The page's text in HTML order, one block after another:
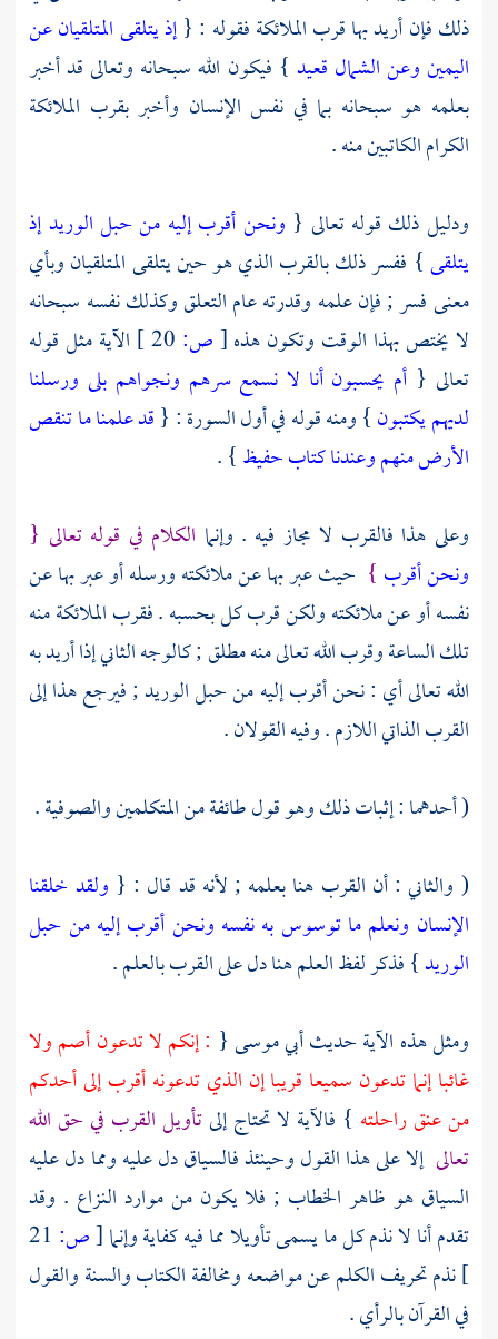
ذلك فإن أريد بها قرب الملائكة فقوله : {إذ يتلقى المتلقيان عن
اليمين وعن الشمال قعيد } فيكون الله سبحانه وتعالى قد أخبر
بعلمه هو سبحانه بما في نفس الإنسان وأخبر بقرب الملائكة
الكرام الكاتبين منه .
ودليل ذلك قوله تعالى { ونحن أقرب إليه من حبل الوريدإذ
يتلقى} ففسر ذلك بالقرب الذي هو حين يتلقى المتلقيان وبأي
معنى فسر ; فإن علمه وقدرته عام التعلق وكذلك نفسه سبحانه
لا يختص بهذا الوقت وتكون هذه[ص:
الآية مثل قوله
تعالى { أم يحسبون أنا لا نسمع سرهم ونجواهم بلى ورسلنا
لديهم يكتبون} ومنه قوله في أول السورة : {قد علمنا ما تنقص
الأرض منهم وعندنا كتاب حفيظ} .
وعلى هذا فالقرب لا مجاز فيه . وإنما الكلام في قوله تعالى {
ونحن أقرب } حيث عبر بها عن ملائكته ورسله أو عبر بها عن
نفسه أو عن ملائكته ولكن قرب كل بحسبه . فقرب الملائكة منه
تلك الساعة وقرب الله تعالى منه مطلق ; كالوجه الثاني إذا أريد به
الله تعالى أي : نحن أقرب إليه من حبل الوريد ; فيرجع هذا إلى
القرب الذاتي اللازم . وفيه القولان .
( أحدهما : إثبات ذلك وهو قول طائفة منالمتكلمينوالصوفية.
( والثاني : أن القرب هنا بعلمه ; لأنه قد قال : { ولقد خلقنا
الإنسان ونعلم ما توسوس به نفسه ونحن أقرب إليه من حبل
الوريد} فذكر لفظ العلم هنا دل على القرب بالعلم .
ومثل هذه الآية حديثأبي موسى{ : إنكم لا تدعون أصم ولا
غائبا إنما تدعون سميعا قريبا إن الذي تدعونه أقرب إلى أحدكم
من عنق راحلته } فالآية لا تحتاج إلىتأويل القرب في حق الله
تعالى إلا على هذا القول وحينئذ فالسياق دل عليه ومما دل عليه
السياق هو ظاهر الخطاب ; فلا يكون من موارد النزاع . وقد
تقدم أنا لا نذم كل ما يسمى تأويلا مما فيه كفاية وإنما[ص: 21
]نذم تحريف الكلم عن مواضعه ومخالفة الكتاب والسنة والقول
في القرآن بالرأي .